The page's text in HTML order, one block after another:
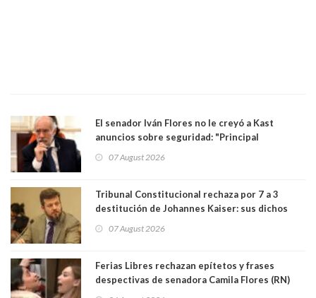
El senador Iván Flores no le creyó a Kast
anuncios sobre seguridad: "Principal
perseguir ruta del dinero y levantar secreto
07 August 2026
Tribunal Constitucional rechaza por 7 a 3
destitución de Johannes Kaiser: sus dichos
justicia constitucional porque no es diputado
07 August 2026
Ferias Libres rechazan epítetos y frases
despectivas de senadora Camila Flores (RN)